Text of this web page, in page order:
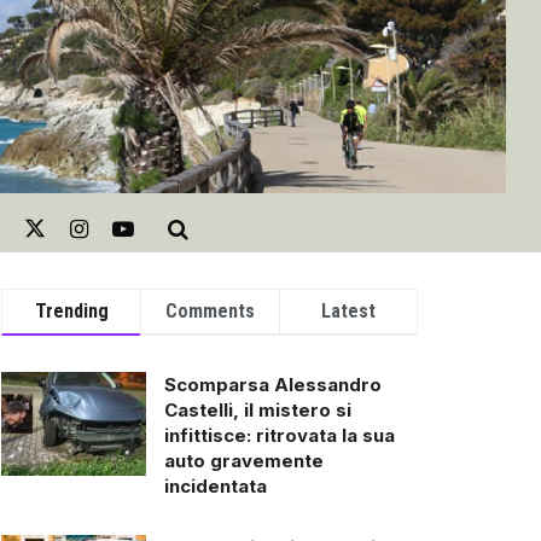
Trending Comments Latest
Scomparsa Alessandro
Castelli, il mistero si
infittisce: ritrovata la sua
auto gravemente
incidentata